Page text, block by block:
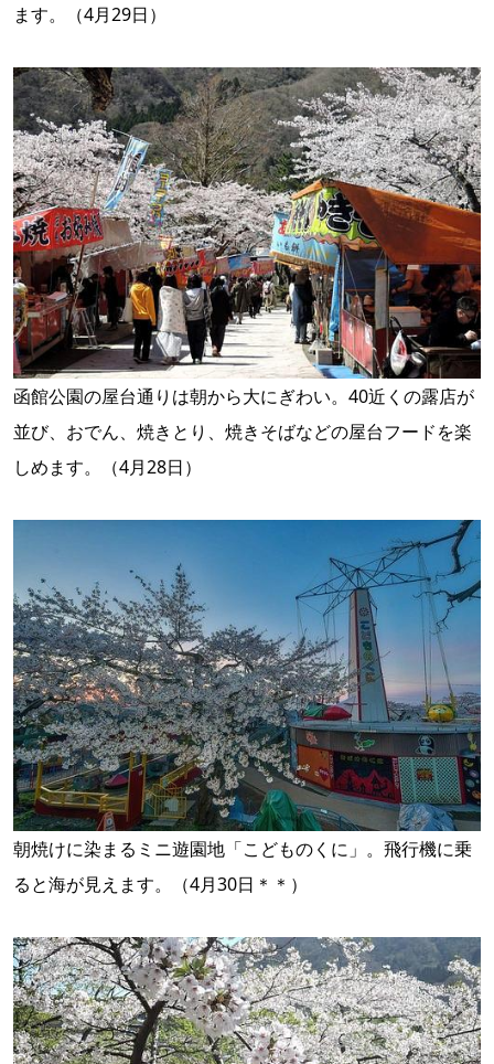
ます。（4月29日）
函館公園の屋台通りは朝から大にぎわい。40近くの露店が
並び、おでん、焼きとり、焼きそばなどの屋台フードを楽
しめます。（4月28日）
朝焼けに染まるミニ遊園地「こどものくに」。飛行機に乗
ると海が見えます。（4月30日＊＊）